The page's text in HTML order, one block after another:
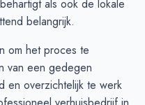
als ook de lokale
belangrijk.
om het proces te
van een gedegen
en overzichtelijk te werk